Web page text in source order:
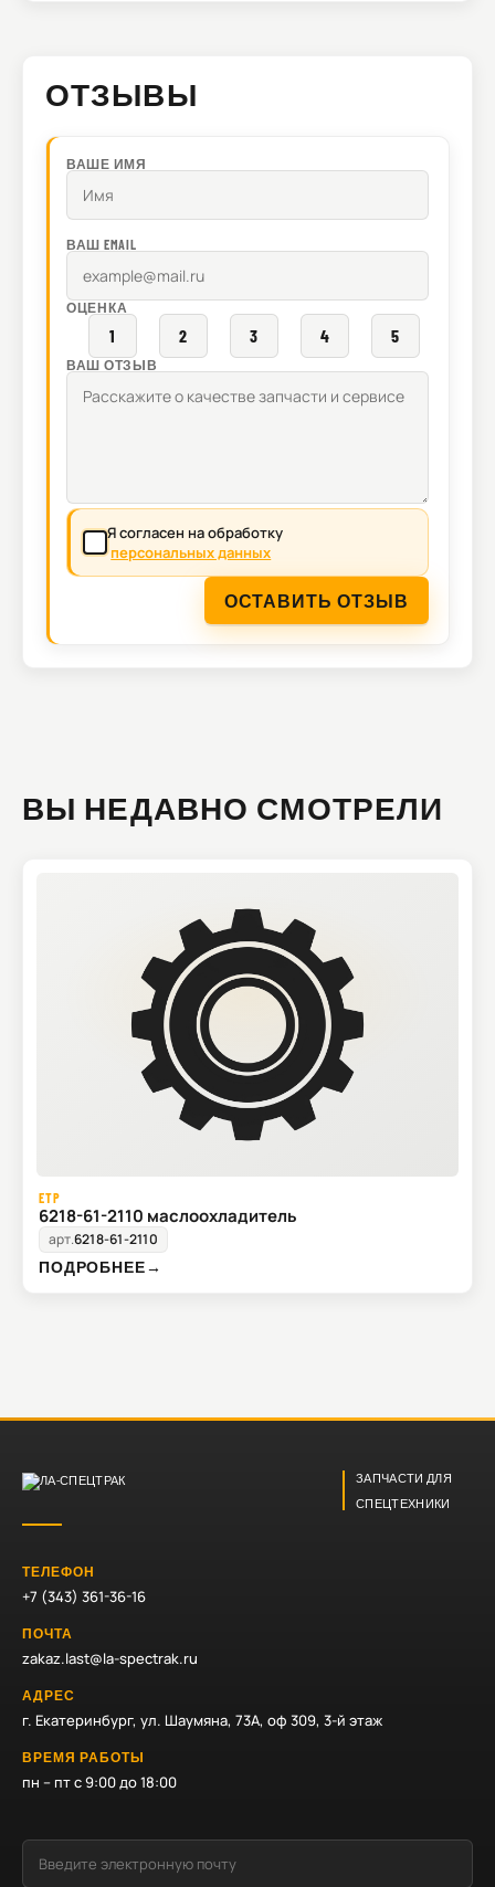
ОТЗЫВЫ
ВАШЕ ИМЯ
ВАШ EMAIL
ОЦЕНКА
1 2 3 4 5
ВАШ ОТЗЫВ
Я согласен на обработку
персональных данных
ОСТАВИТЬ ОТЗЫВ
ВЫ НЕДАВНО СМОТРЕЛИ
ETP
6218-61-2110 маслоохладитель
арт.6218-61-2110
ПОДРОБНЕЕ→
ЗАПЧАСТИ ДЛЯ
СПЕЦТЕХНИКИ
ТЕЛЕФОН
+7 (343) 361-36-16
ПОЧТА
zakaz.last@la-spectrak.ru
АДРЕС
г. Екатеринбург, ул. Шаумяна, 73А, оф 309, 3-й этаж
ВРЕМЯ РАБОТЫ
пн – пт с 9:00 до 18:00